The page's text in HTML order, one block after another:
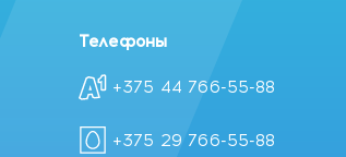
Телефоны
+375 44 766-55-88
+375 29 766-55-88